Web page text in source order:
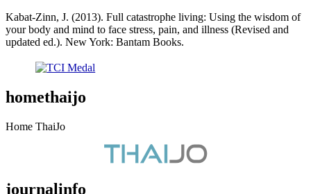
Kabat-Zinn, J. (2013). Full catastrophe living: Using the wisdom of
your body and mind to face stress, pain, and illness (Revised and
updated ed.). New York: Bantam Books.
homethaijo
Home ThaiJo
journalinfo